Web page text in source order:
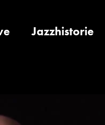
Jazzhistorie